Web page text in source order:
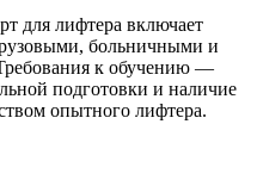
для лифтера включает
больничными и
к обучению —
подготовки и наличие
опытного лифтера.